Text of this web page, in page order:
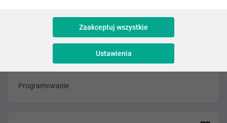
Kraków
Fullstack Developer (.NET + Angular)
Programowanie
Zaakceptuj wszystkie
Ustawienia